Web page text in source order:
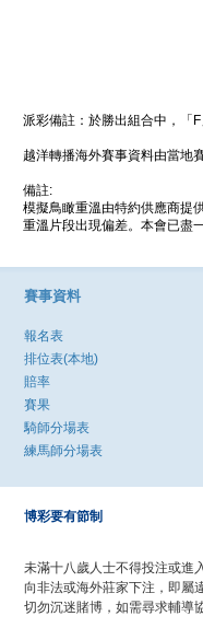
派彩備註：於勝出組合中，「
越洋轉播海外賽事資料由當地
備註:
模擬鳥瞰重溫由特約供應商提
重溫片段出現偏差。本會已盡
賽事資料
報名表
排位表(本地)
賠率
賽果
騎師分場表
練馬師分場表
博彩要有節制
未滿十八歲人士不得投注或進
向非法或海外莊家下注，即屬
切勿沉迷賭博，如需尋求輔導